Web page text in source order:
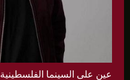
عين على السينما الفلسطينية